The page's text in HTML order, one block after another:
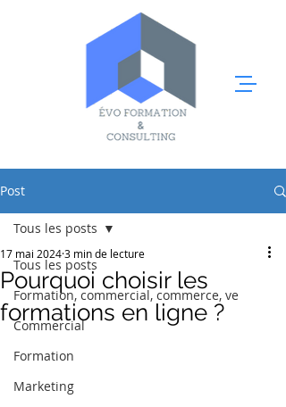
Post
Tous les posts
Formation, commercial, commerce, ve
Commercial
Formation
Marketing
Tous les posts
Pourquoi choisir les
formations en ligne ?
17 mai 20243 min de lecture